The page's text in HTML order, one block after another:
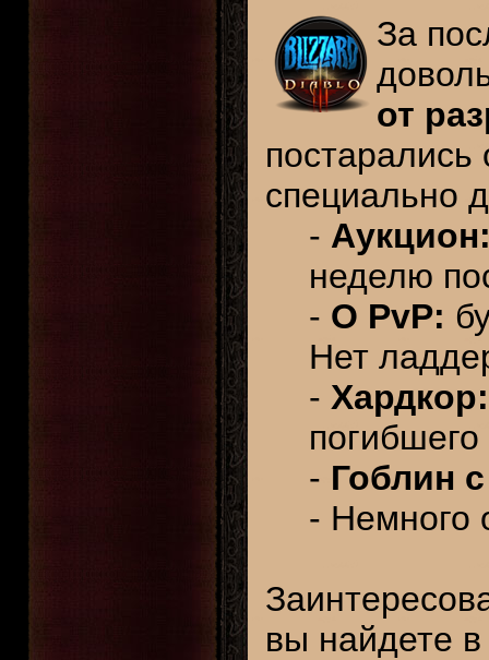
За
от
специально
-
неделю
- О PvP:
Нет
- Хардкор:
- Гоблин
- Немного
вы найдете